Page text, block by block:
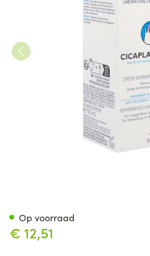
€ 12,51
Op voorraad